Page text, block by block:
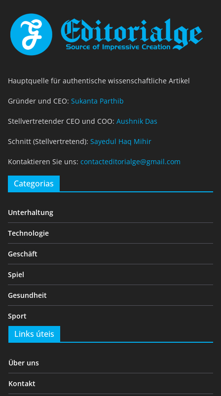
Hauptquelle für authentische wissenschaftliche Artikel
Gründer und CEO: Sukanta Parthib
Stellvertretender CEO und COO: Aushnik Das
Schnitt (Stellvertretend): Sayedul Haq Mihir
Kontaktieren Sie uns: contacteditorialge@gmail.com
Categorias
Unterhaltung
Technologie
Geschäft
Spiel
Gesundheit
Sport
Links úteis
Über uns
Kontakt